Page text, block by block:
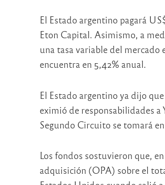
El Estado argentino pagará
Eton Capital. Asimismo, a
una tasa variable del
encuentra en 5,42% anual.
El Estado argentino ya dijo
eximió de responsabilidades a
Segundo Circuito se tomará
Los fondos sostuvieron que,
adquisición (OPA) sobre el